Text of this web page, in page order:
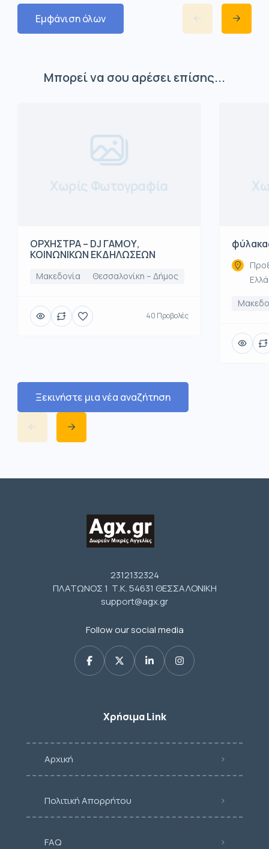
Εμφάνιση όλων
Μπορεί να σου αρέσει επίσης...
Χωρίς Φωτογραφία
ΟΡΧΗΣΤΡΑ – DJ ΓΑΜΟΥ,
ΚΟΙΝΩΝΙΚΩΝ ΕΚΔΗΛΩΣΕΩΝ
Μακεδονία Θεσσαλονίκη – Δήμος
40 Προβολές
Ξεκινήστε μια νέα αναζήτηση
2312132324
ΠΛΑΤΩΝΟΣ 1 Τ.Κ. 54631 ΘΕΣΣΑΛΟΝΙΚΗ
support@agx.gr
Follow our social media
Χρήσιμα Link
Αρχική
Πολιτική Απορρήτου
FAQ